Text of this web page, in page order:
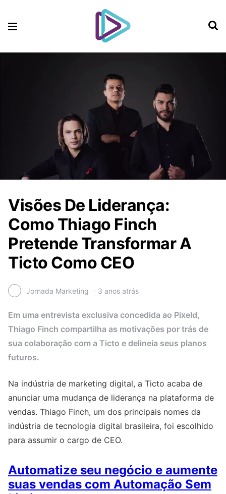
Visões De Liderança:
Como Thiago Finch
Pretende Transformar A
Ticto Como CEO
Jornada Marketing 3 anos atrás
Em uma entrevista exclusiva concedida ao Pixeld,
Thiago Finch compartilha as motivações por trás de
sua colaboração com a Ticto e delineia seus planos
futuros.
Na indústria de marketing digital, a Ticto acaba de
anunciar uma mudança de liderança na plataforma de
vendas. Thiago Finch, um dos principais nomes da
indústria de tecnologia digital brasileira, foi escolhido
para assumir o cargo de CEO.
Automatize seu negócio e aumente
suas vendas com Automação Sem